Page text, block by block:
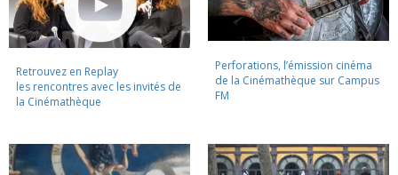
Retrouvez en Replay
les rencontres avec les invités de
la Cinémathèque
Perforations, l’émission cinéma
de la Cinémathèque sur Campus
FM